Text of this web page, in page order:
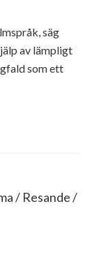
säg
av lämpligt
som ett
/ Resande /